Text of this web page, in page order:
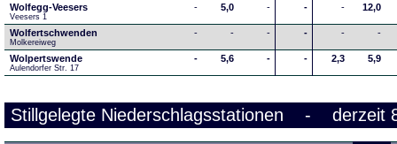
Wolfegg-Veesers
Veesers 1
- 5,0 - - - 12,0
Wolfertschwenden
Molkereiweg
- - - - - -
Wolpertswende
Aulendorfer Str. 17
- 5,6 - - 2,3 5,9
Stillgelegte Niederschlagsstationen - derzeit